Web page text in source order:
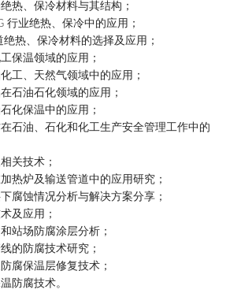
、保冷材料与其结构；
业绝热、保冷中的应用；
、保冷材料的选择及应用；
温领域的应用；
、天然气领域中的应用；
石油石化领域的应用；
保温中的应用；
油、石化和化工生产安全管理工作中的
关技术；
炉及输送管道中的应用研究；
蚀情况分析与解决方案分享；
及应用；
场防腐涂层分析；
防腐技术研究；
保温层修复技术；
防腐技术。